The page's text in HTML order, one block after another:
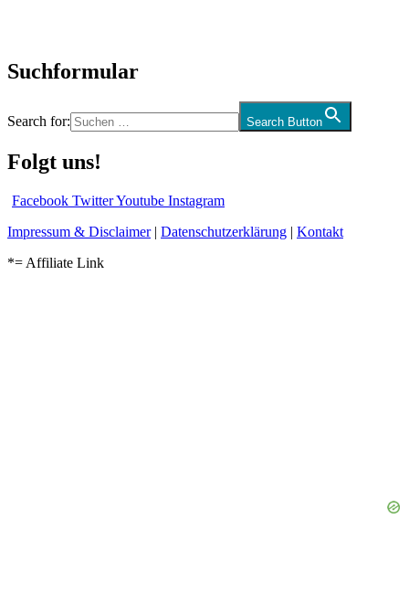
Suchformular
Search for: Search Button
Folgt uns!
Facebook TwitterYoutube Instagram
Impressum & Disclaimer| Datenschutzerklärung | Kontakt
*= Affiliate Link